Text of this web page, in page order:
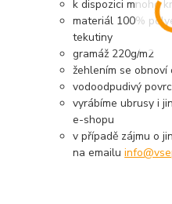
k dispozici mnoho
materiál 100%
tekutiny
gramáž 220g/m2
žehlením se
vodoodpudivý
vyrábíme ubrusy i
e-shopu
v případě zájmu o
na emailu